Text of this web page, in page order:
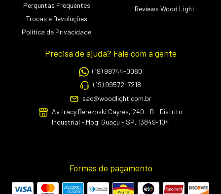
Perguntas Frequentes
Trocas e Devoluções
Política de Privacidade
Reviews Wood Light
Precisa de ajuda? Fale com a gente
(19) 99744-0080
(19) 99572-7218
sac@woodlight.com.br
Av. Iracy Berezoski Cayres, 240 - B - Distrito
Industrial - Mogi Guaçu - SP, 13849-104
Formas de pagamento